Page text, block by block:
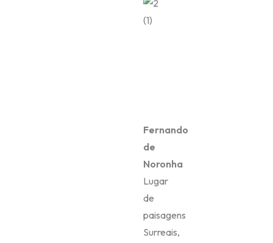
Fernando
de
Noronha
Lugar
de
paisagens
Surreais,